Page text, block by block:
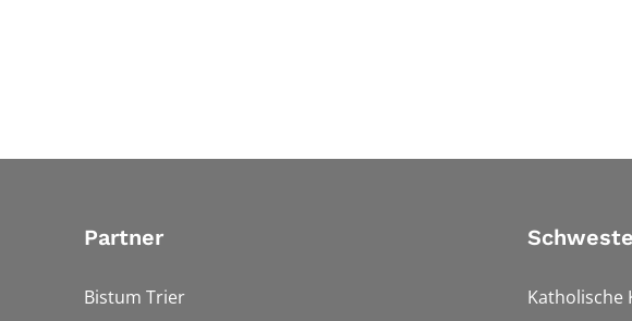
Partner
Bistum Trier
Katholische